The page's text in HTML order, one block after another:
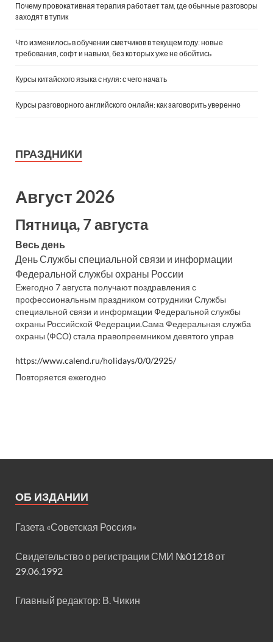
Почему провокативная терапия работает там, где обычные разговоры
заходят в тупик
Что изменилось в обучении сметчиков в текущем году: новые
требования, софт и навыки, без которых уже не обойтись
Курсы китайского языка с нуля: с чего начать
Курсы разговорного английского онлайн: как заговорить уверенно
ПРАЗДНИКИ
Август 2026
Пятница, 7 августа
Весь день
День Службы специальной связи и информации
Федеральной службы охраны России
Ежегодно 7 августа получают поздравления с
профессиональным праздником сотрудники Службы
специальной связи и информации Федеральной службы
охраны Российской Федерации.Сама Федеральная служба
охраны (ФСО) стала правопреемником девятого управ
https://www.calend.ru/holidays/0/0/2925/
Повторяется ежегодно
ОБ ИЗДАНИИ
Газета «Советская Россия»
Свидетельство о регистрации СМИ №01218 от
29.06.1992
Главный редактор: В. Чикин